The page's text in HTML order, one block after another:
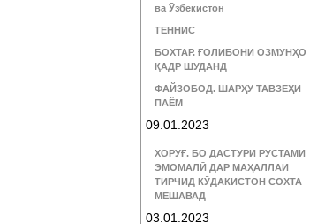
ва Ӯзбекистон
ТЕННИС
БОХТАР. ҒОЛИБОНИ ОЗМУНҲО
ҚАДР ШУДАНД
ФАЙЗОБОД. ШАРҲУ ТАВЗЕҲИ
ПАЁМ
09.01.2023
ХОРУҒ. БО ДАСТУРИ РУСТАМИ
ЭМОМАЛӢ ДАР МАҲАЛЛАИ
ТИРЧИД КӮДАКИСТОН СОХТА
МЕШАВАД
03.01.2023